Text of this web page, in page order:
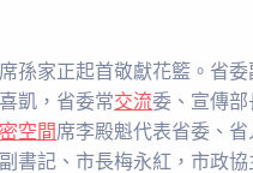
孫家正起首敬獻花籃。省
凱，省委常交流委、宣傳
空間席李殿魁代表省委、
書記、市長梅永紅，市政